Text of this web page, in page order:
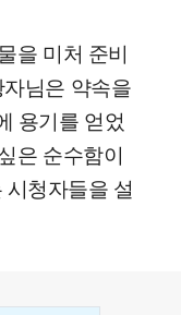
을 미처 준비
님은 약속을
용기를 얻었
은 순수함이
청자들을 설